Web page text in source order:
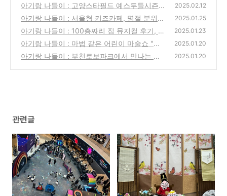
아기랑 나들이 : 고양스타필드 예스두들시즌3,
두들행성을 구하는 신나는 모험에 동참하세
요!!🚀
(27)
2025.02.12
아기랑 나들이 : 서울형 키즈카페, 명절 분위기
가득한 전통놀이 체험
(100)
2025.01.25
아기랑 나들이 : 100층짜리 집 뮤지컬 후기, 상
상 그 이상의 무대🏡
(140)
2025.01.23
아기랑 나들이 : 마법 같은 어린이 마술쇼 "수
상한 마법동화" 후기
(85)
2025.01.20
아기랑 나들이 : 부천로보파크에서 만나는 놀
2025.01.20
관련글